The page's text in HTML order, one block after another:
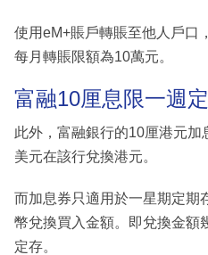
使用eM+賬戶轉賬至他人戶口
每月轉賬限額為10萬元。
富融10厘息限一週
此外，富融銀行的10厘港元加
美元在該行兌換港元。
而加息券只適用於一星期定期
幣兌換買入金額。即兌換金額
定存。